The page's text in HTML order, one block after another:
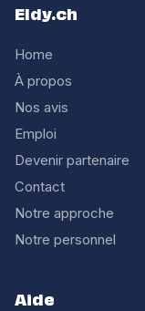
Eldy.ch
Home
À propos
Nos avis
Emploi
Devenir partenaire
Contact
Notre approche
Notre personnel
Aide